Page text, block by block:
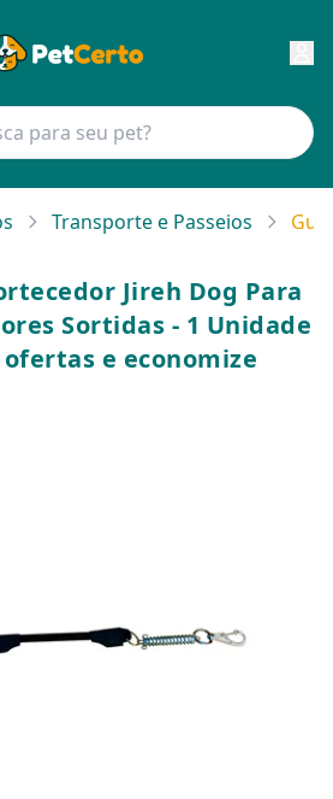
Transporte e Passeios
Jireh Dog Para
Sortidas - 1 Unidade
e economize